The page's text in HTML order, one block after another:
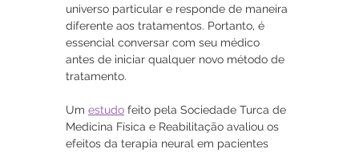
universo particular e responde de maneira
diferente aos tratamentos. Portanto, é
essencial conversar com seu médico
antes de iniciar qualquer novo método de
tratamento.
Um estudo feito pela Sociedade Turca de
Medicina Física e Reabilitação avaliou os
efeitos da terapia neural em pacientes